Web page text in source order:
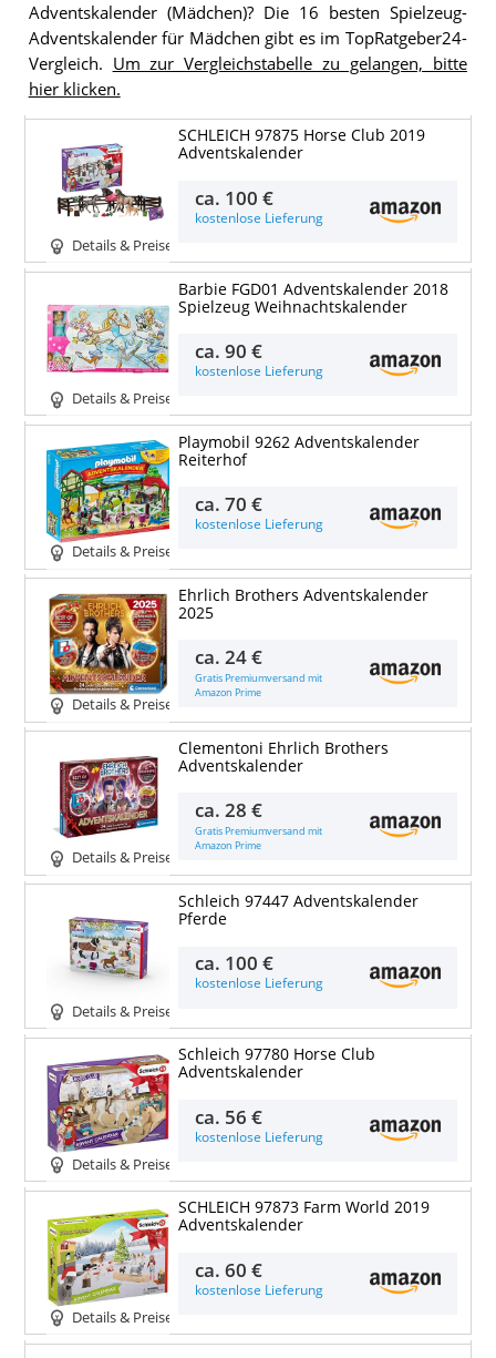
Adventskalender (Mädchen)? Die 16 besten Spielzeug-
Adventskalender für Mädchen gibt es im TopRatgeber24-
Vergleich. Um zur Vergleichstabelle zu gelangen, bitte
hier klicken.
Details & Preise
SCHLEICH 97875 Horse Club 2019
Adventskalender
ca. 100 €
kostenlose Lieferung
Details & Preise
Barbie FGD01 Adventskalender 2018
Spielzeug Weihnachtskalender
ca.90 €
kostenlose Lieferung
Details & Preise
Playmobil 9262 Adventskalender
Reiterhof
ca.70 €
kostenlose Lieferung
Details & Preise
Ehrlich Brothers Adventskalender
2025
ca.24 €
Gratis Premiumversand mit
Amazon Prime
Details & Preise
Clementoni Ehrlich Brothers
Adventskalender
ca.28 €
Gratis Premiumversand mit
Amazon Prime
Details & Preise
Schleich 97447 Adventskalender
Pferde
ca. 100 €
kostenlose Lieferung
Details & Preise
Schleich 97780 Horse Club
Adventskalender
ca. 56 €
kostenlose Lieferung
Details & Preise
SCHLEICH 97873 Farm World 2019
Adventskalender
ca.60 €
kostenlose Lieferung